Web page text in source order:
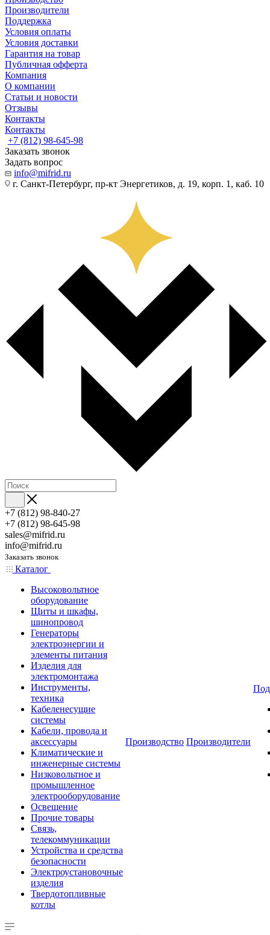
Производители
Поддержка
Условия оплаты
Условия доставки
Гарантия на товар
Публичная офферта
Компания
О компании
Статьи и новости
Отзывы
Контакты
Контакты
+7 (812) 98-645-98
Заказать звонок
Задать вопрос
info@mifrid.ru
г. Санкт-Петербург, пр-кт Энергетиков, д. 19, корп. 1, каб. 10
+7 (812) 98-840-27
+7 (812) 98-645-98
sales@mifrid.ru
info@mifrid.ru
Заказать звонок
Каталог
Высоковольтное
оборудование
Щиты и шкафы,
шинопровод
Генераторы
электроэнергии и
элементы питания
Изделия для
электромонтажа
Инструменты,
техника
Кабеленесущие
системы
Кабели, провода и
аксессуары
Климатические и
инженерные системы
Низковольтное и
промышленное
электрооборудование
Освещение
Прочие товары
Связь,
телекоммуникации
Устройства и средства
безопасности
Электроустановочные
изделия
Твердотопливные
котлы
Производство Производители